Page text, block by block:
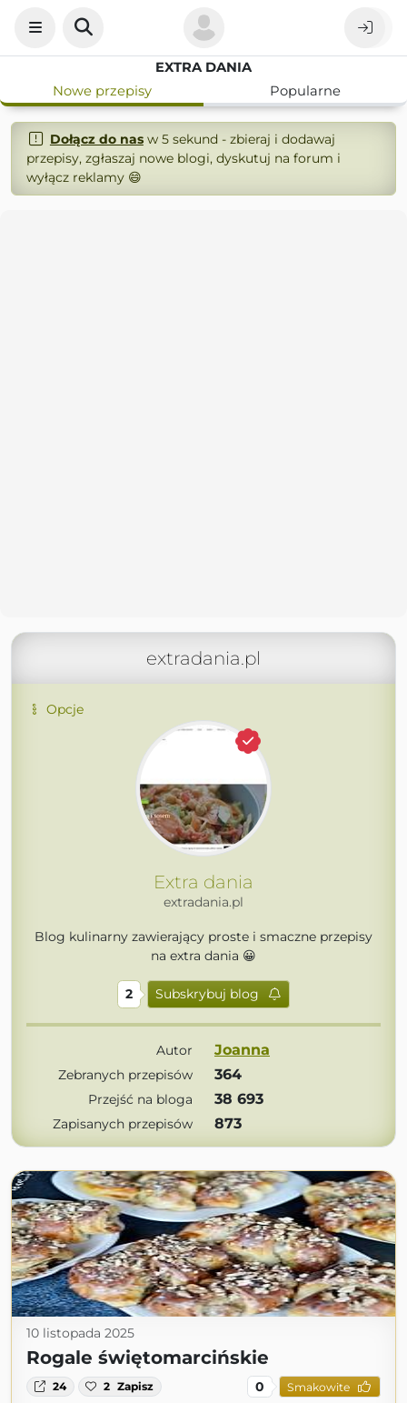
EXTRA DANIA
Nowe przepisy
Popularne
Dołącz do nasw 5 sekund - zbieraj i dodawaj
przepisy, zgłaszaj nowe blogi, dyskutuj na forum i
wyłącz reklamy 😄
extradania.pl
Opcje
Extra dania
extradania.pl
Blog kulinarny zawierający proste i smaczne przepisy
na extra dania 😀
2 Subskrybuj blog
Autor Joanna
Zebranych przepisów 364
Przejść na bloga 38 693
Zapisanych przepisów 873
10 listopada 2025
Rogale świętomarcińskie
24 2 Zapisz 0 Smakowite